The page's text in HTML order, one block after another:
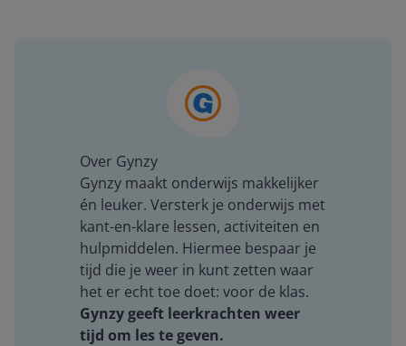
Over Gynzy
Gynzy maakt onderwijs makkelijker
én leuker. Versterk je onderwijs met
kant-en-klare lessen, activiteiten en
hulpmiddelen. Hiermee bespaar je
tijd die je weer in kunt zetten waar
het er echt toe doet: voor de klas.
Gynzy geeft leerkrachten weer
tijd om les te geven.